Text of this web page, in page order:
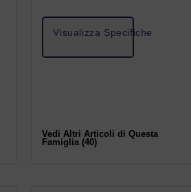
Visualizza Specifiche
Vedi Altri Articoli di Questa
Famiglia (40)